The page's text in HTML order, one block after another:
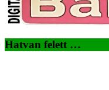
Hatvan felett …